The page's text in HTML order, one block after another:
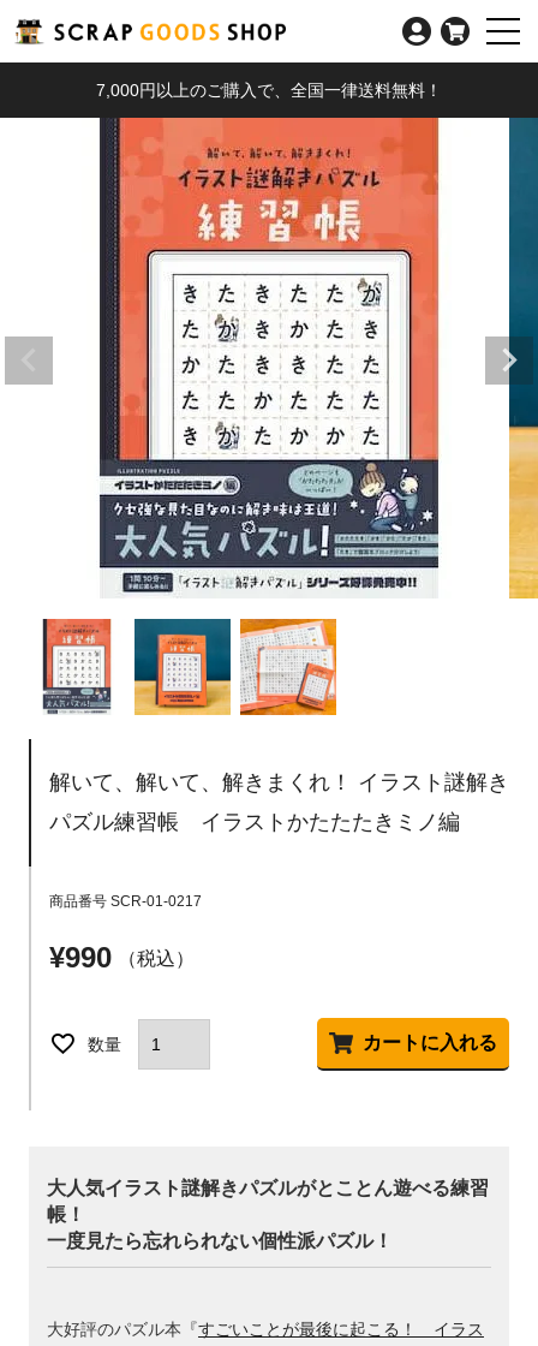
7,000円以上のご購入で、全国一律送料無料！
解いて、解いて、解きまくれ！ イラスト謎解き
パズル練習帳 イラストかたたたきミノ編
商品番号 SCR-01-0217
¥990 税込
カートに入れる
大人気イラスト謎解きパズルがとことん遊べる練習
帳！
一度見たら忘れられない個性派パズル！
大好評のパズル本『すごいことが最後に起こる！ イラス